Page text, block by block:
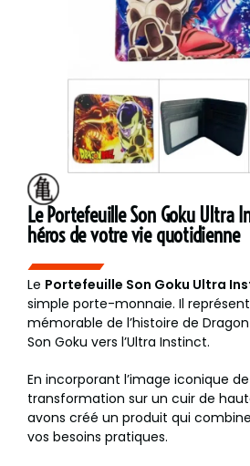
Le Portefeuille Son Goku Ultra
héros de votre vie quotidienne
Le Portefeuille Son Goku Ultra
simple porte-monnaie. Il
mémorable de l’histoire de Dragon
Son Goku vers l’Ultra Instinct.
En incorporant l’image iconique
transformation sur un cuir de
avons créé un produit qui
vos besoins pratiques.